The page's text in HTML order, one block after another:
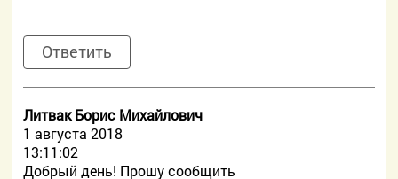
Ответить
Литвак Борис Михайлович
1 августа 2018
13:11:02
Добрый день! Прошу сообщить